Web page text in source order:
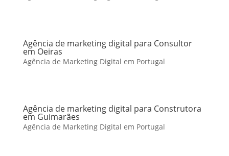
Agência de marketing digital para Consultor
em Oeiras
Agência de Marketing Digital em Portugal
Agência de marketing digital para Construtora
em Guimarães
Agência de Marketing Digital em Portugal